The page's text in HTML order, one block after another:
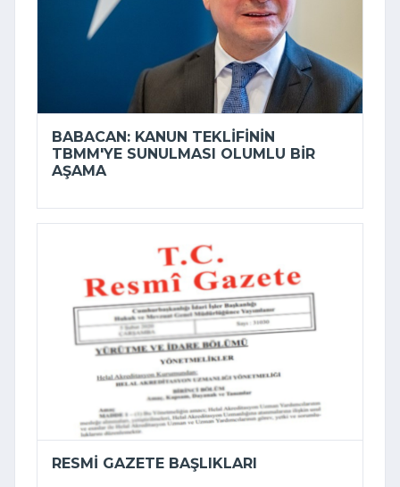
BABACAN: KANUN TEKLIFININ
TBMM'YE SUNULMASI OLUMLU BIR
AŞAMA
RESMI GAZETE BAŞLIKLARI